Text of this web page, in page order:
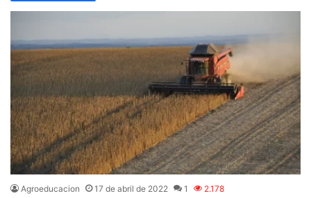
Agroeducacion 17 de abril de 2022 1 2.178